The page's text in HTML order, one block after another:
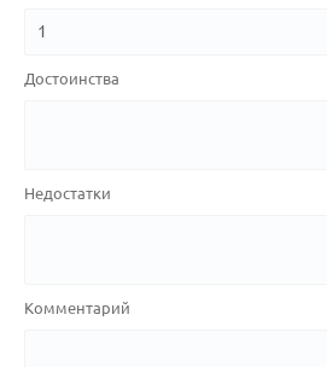
Достоинства
Недостатки
Комментарий